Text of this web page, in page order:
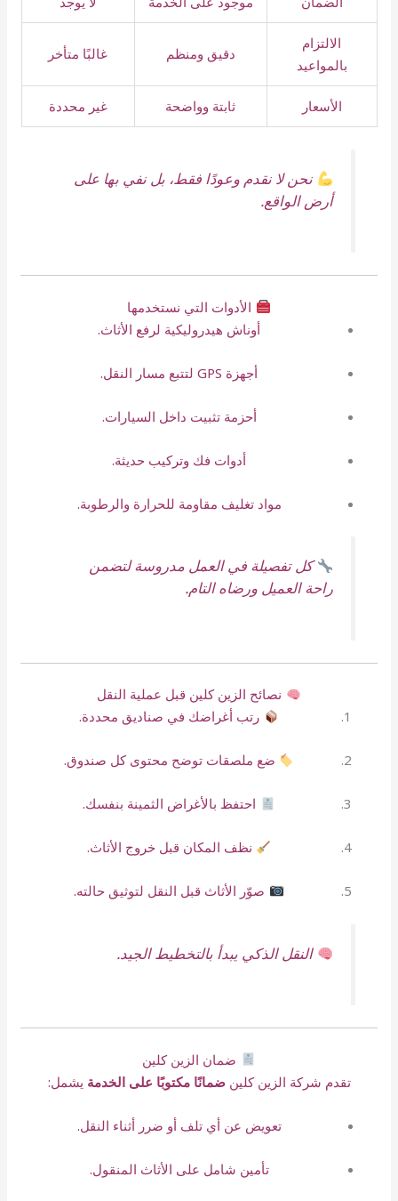
الالتزام
بالمواعيد
دقيق ومنظم غالبًا متأخر
الأسعار ثابتة وواضحة غير محددة
نحن لا نقدم وعودًا فقط، بل نفي بها على
أرض الواقع.
الأدوات التي نستخدمها
أوناش هيدروليكية لرفع الأثاث.
أجهزة GPS لتتبع مسار النقل.
أحزمة تثبيت داخل السيارات.
أدوات فك وتركيب حديثة.
مواد تغليف مقاومة للحرارة والرطوبة.
كل تفصيلة في العمل مدروسة لتضمن
راحة العميل ورضاه التام.
نصائح الزين كلين قبل عملية النقل
رتب أغراضك في صناديق محددة.
ضع ملصقات توضح محتوى كل صندوق.
احتفظ بالأغراض الثمينة بنفسك.
نظف المكان قبل خروج الأثاث.
صوّر الأثاث قبل النقل لتوثيق حالته.
النقل الذكي يبدأ بالتخطيط الجيد.
ضمان الزين كلين
تقدم شركة الزين كلينضمانًا مكتوبًا على الخدمة يشمل:
تعويض عن أي تلف أو ضرر أثناء النقل.
تأمين شامل على الأثاث المنقول.